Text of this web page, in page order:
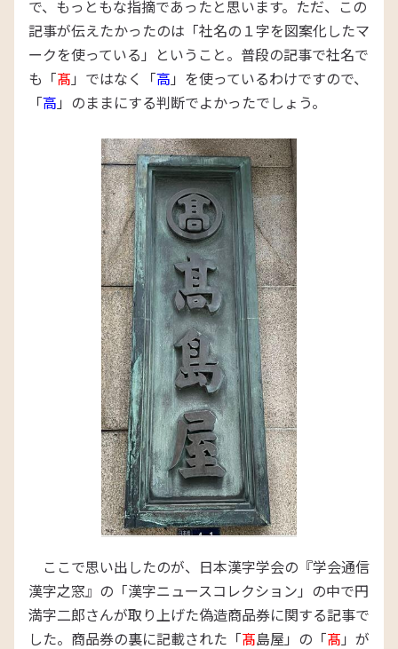
で、もっともな指摘であったと思います。ただ、この
記事が伝えたかったのは「社名の１字を図案化したマ
ークを使っている」ということ。普段の記事で社名で
も「髙 」ではなく「高 」を使っているわけですので、
「高 」のままにする判断でよかったでしょう。
ここで思い出したのが、日本漢字学会の『学会通信
漢字之窓』の「漢字ニュースコレクション」の中で円
満字二郎さんが取り上げた偽造商品券に関する記事で
した。商品券の裏に記載された「髙島屋」の「髙 」が